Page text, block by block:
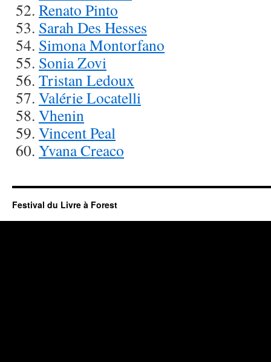
Renato Pinto
Sarah Des Hesses
Simona Montorfano
Sonia Zovi
Tristan Ledoux
Valérie Locatelli
Vhenin
Vincent Peal
Yvana Creaco
Festival du Livre à Forest